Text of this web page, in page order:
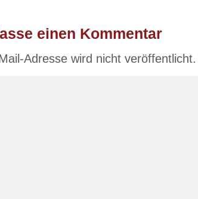
einen Kommentar
Adresse wird nicht veröffentlicht.